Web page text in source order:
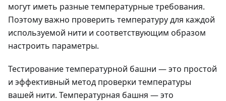
могут иметь разные температурные требования.
Поэтому важно проверить температуру для каждой
используемой нити и соответствующим образом
настроить параметры.
Тестирование температурной башни — это простой
и эффективный метод проверки температуры
вашей нити. Температурная башня — это